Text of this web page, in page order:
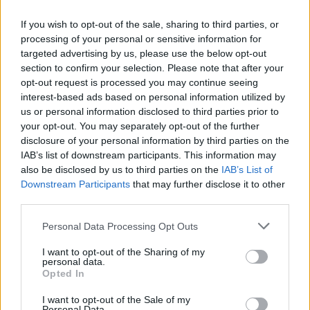
If you wish to opt-out of the sale, sharing to third parties, or
processing of your personal or sensitive information for
targeted advertising by us, please use the below opt-out
section to confirm your selection. Please note that after your
opt-out request is processed you may continue seeing
interest-based ads based on personal information utilized by
us or personal information disclosed to third parties prior to
your opt-out. You may separately opt-out of the further
disclosure of your personal information by third parties on the
IAB’s list of downstream participants. This information may
also be disclosed by us to third parties on the IAB’s List of
Downstream Participants that may further disclose it to other
Personal Data Processing Opt Outs
I want to opt-out of the Sharing of my
personal data.
Opted In
I want to opt-out of the Sale of my
06/08/2026 - 15:33 ΟΙΚΟΝΟΜΙΑ
Στ. Παπασταύρου: Άμεσα αντιδιαβρωτικά έργα στη
Δυτική Αττική
06/08/2026 - 15:17 ΠΟΛΙΤΙΚΗ
Συνάλλαγμα: Το ευρώ υποχωρεί κατά 0,11%, στα
1,1541 δολάρια
06/08/2026 - 14:59 ΟΙΚΟΝΟΜΙΑ
ΟΛΕΣ ΟΙ ΕΙΔΗΣΕΙΣ